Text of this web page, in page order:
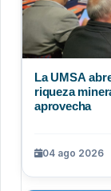
La UMSA
riqueza
aprovecha
04 ago 2026